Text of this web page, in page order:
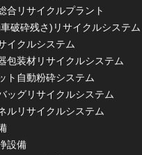
合リサイクルプラント
破砕残さ)リサイクルシステム
イクルシステム
包装材リサイクルシステム
ト自動粉砕システム
ッグリサイクルシステム
ルリサイクルシステム
設備